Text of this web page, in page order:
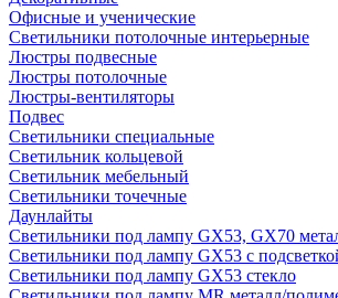
Офисные и ученические
Светильники потолочные интерьерные
Люстры подвесные
Люстры потолочные
Люстры-вентиляторы
Подвес
Светильники специальные
Светильник кольцевой
Светильник мебельный
Светильники точечные
Даунлайты
Светильники под лампу GX53, GX70
Светильники под лампу GX53 с
Светильники под лампу GX53 стекло